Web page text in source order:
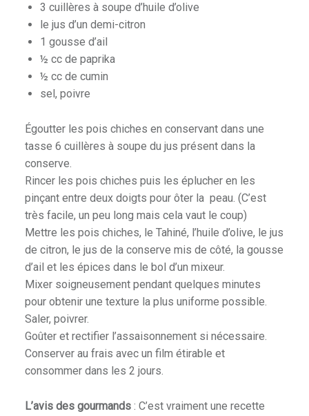
3 cuillères à soupe d’huile d’olive
le jus d’un demi-citron
1 gousse d’ail
½ cc de paprika
½ cc de cumin
sel, poivre
Égoutter les pois chiches en conservant dans une
tasse 6 cuillères à soupe du jus présent dans la
conserve.
Rincer les pois chiches puis les éplucher en les
pinçant entre deux doigts pour ôter la peau. (C’est
très facile, un peu long mais cela vaut le coup)
Mettre les pois chiches, le Tahiné, l’huile d’olive, le jus
de citron, le jus de la conserve mis de côté, la gousse
d’ail et les épices dans le bol d’un mixeur.
Mixer soigneusement pendant quelques minutes
pour obtenir une texture la plus uniforme possible.
Saler, poivrer.
Goûter et rectifier l’assaisonnement si nécessaire.
Conserver au frais avec un film étirable et
consommer dans les 2 jours.
L’avis des gourmands: C’est vraiment une recette